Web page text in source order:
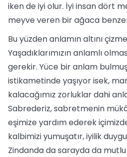
iken de iyi olur. İyi insan dört
meyve veren bir ağaca
Bu yüzden anlamın altını
Yaşadıklarımızın anlamlı
gerekir. Yüce bir anlam
istikametinde yaşıyor isek,
kalacağımız zorluklar dahi
Sabrederiz, sabretmenin
eşimize yardım ederek
kalbimizi yumuşatır, iyilik
Zindanda da sarayda da